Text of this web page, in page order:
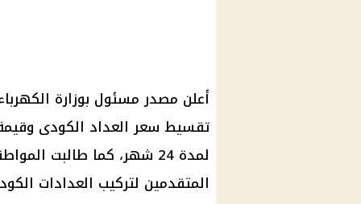
أعلن مصدر مسئول بوزارة
تقسيط سعر العداد الكودى
لمدة 24 شهر، كما طالبت
المتقدمين لتركيب العدادات